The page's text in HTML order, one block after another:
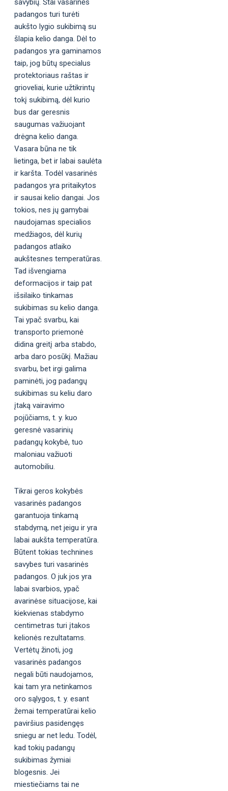
padangos turi turėti
aukšto lygio sukibimą su
šlapia kelio danga. Dėl to
padangos yra gaminamos
taip, jog būtų specialus
protektoriaus raštas ir
grioveliai, kurie užtikrintų
tokį sukibimą, dėl kurio
bus dar geresnis
saugumas važiuojant
drėgna kelio danga.
Vasara būna ne tik
lietinga, bet ir labai saulėta
ir karšta. Todėl vasarinės
padangos yra pritaikytos
ir sausai kelio dangai. Jos
tokios, nes jų gamybai
naudojamas specialios
medžiagos, dėl kurių
padangos atlaiko
aukštesnes temperatūras.
Tad išvengiama
deformacijos ir taip pat
išsilaiko tinkamas
sukibimas su kelio danga.
Tai ypač svarbu, kai
transporto priemonė
didina greitį arba stabdo,
arba daro posūkį. Mažiau
svarbu, bet irgi galima
paminėti, jog padangų
sukibimas su keliu daro
įtaką vairavimo
pojūčiams, t. y. kuo
geresnė vasarinių
padangų kokybė, tuo
maloniau važiuoti
automobiliu.
Tikrai geros kokybės
vasarinės padangos
garantuoja tinkamą
stabdymą, net jeigu ir yra
labai aukšta temperatūra.
Būtent tokias technines
savybes turi vasarinės
padangos. O juk jos yra
labai svarbios, ypač
avarinėse situacijose, kai
kiekvienas stabdymo
centimetras turi įtakos
kelionės rezultatams.
Vertėtų žinoti, jog
vasarinės padangos
negali būti naudojamos,
kai tam yra netinkamos
oro sąlygos, t. y. esant
žemai temperatūrai kelio
paviršius pasidengęs
sniegu ar net ledu. Todėl,
kad tokių padangų
sukibimas žymiai
blogesnis. Jei
miestiečiams tai ne